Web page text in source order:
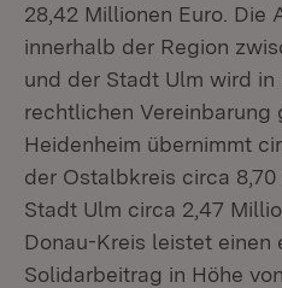
28,42 Millionen Euro. Die
innerhalb der Region
und der Stadt Ulm wird
rechtlichen Vereinbarung
Heidenheim übernimmt
der Ostalbkreis circa
Stadt Ulm circa 2,47
Donau-Kreis leistet einen
Solidarbeitrag in Höhe